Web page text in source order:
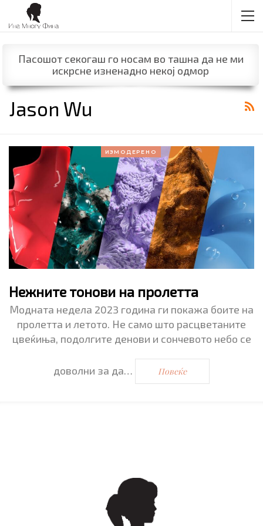
Пасошот секогаш го носам во ташна да не ми
искрсне изненадно некој одмор
Jason Wu
ИЗМОДЕРЕНО
Нежните тонови на пролетта
Модната недела 2023 година ги покажа боите на
пролетта и летото. Не само што расцветаните
цвеќиња, подолгите денови и сончевото небо се
доволни за да… Повеќе